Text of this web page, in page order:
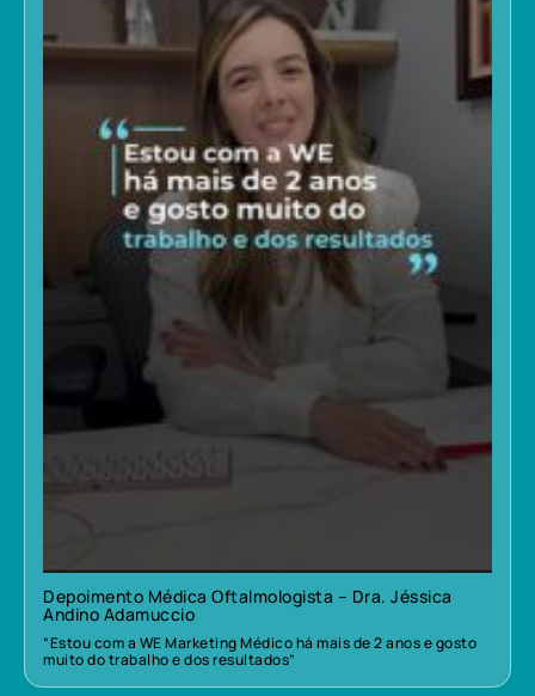
Depoimento Médica Oftalmologista – Dra. Jéssica
Andino Adamuccio
“Estou com a WE Marketing Médico há mais de 2 anos e gosto
muito do trabalho e dos resultados”